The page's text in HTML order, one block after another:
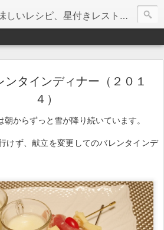
レシピ、星付きレストラン、絶品お取り寄せを紹介しています。
ンタインディナー（２０１
４）
からずっと雪が降り続いています。
けず、献立を変更してのバレンタインデ